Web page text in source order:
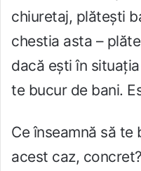
chiuretaj, plătești
chestia asta –
dacă ești în
te bucur de bani.
Ce înseamnă să te
acest caz,